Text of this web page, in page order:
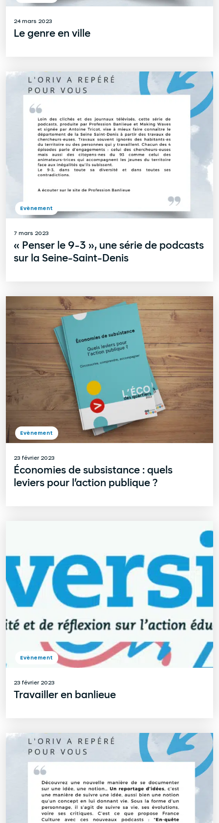
24 mars 2023
Le genre en ville
7 mars 2023
« Penser le 9-3 », une série de podcasts
sur la Seine-Saint-Denis
Evènement
23 février 2023
Économies de subsistance : quels
leviers pour l’action publique ?
Evènement
23 février 2023
Travailler en banlieue
Evènement